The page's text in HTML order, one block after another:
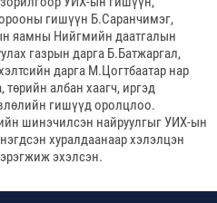
гишүүн Б.Саранчимэг,
яамны Нийгмийн даатгалын
газрын дарга Б.Батжаргал,
дарга М.Цогтбаатар нар
албан хаагч, иргэд
гишүүд оролцлоо.
шинэчилсэн найруулгыг УИХ-ын
хуралдаанаар хэлэлцэн
эхэлсэн.